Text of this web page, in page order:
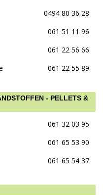
0494 80 36 28
061 51 11 96
061 22 56 66
061 22 55 89
- PELLETS &
061 32 03 95
061 65 53 90
061 65 54 37